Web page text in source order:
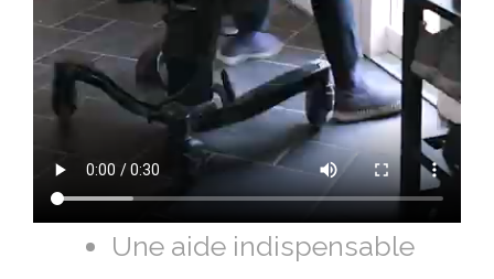
Une aide indispensable